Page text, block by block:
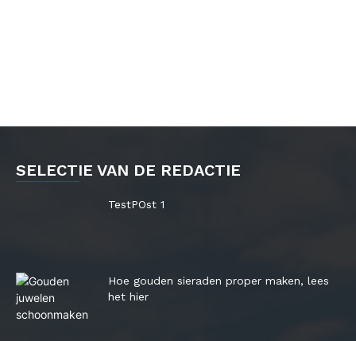
SELECTIE VAN DE REDACTIE
TestPOst 1
Hoe gouden sieraden proper maken, lees
het hier